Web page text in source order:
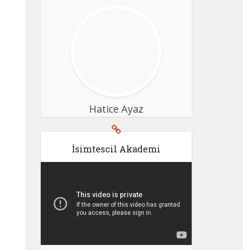
Hatice Ayaz
İsimtescil Akademi